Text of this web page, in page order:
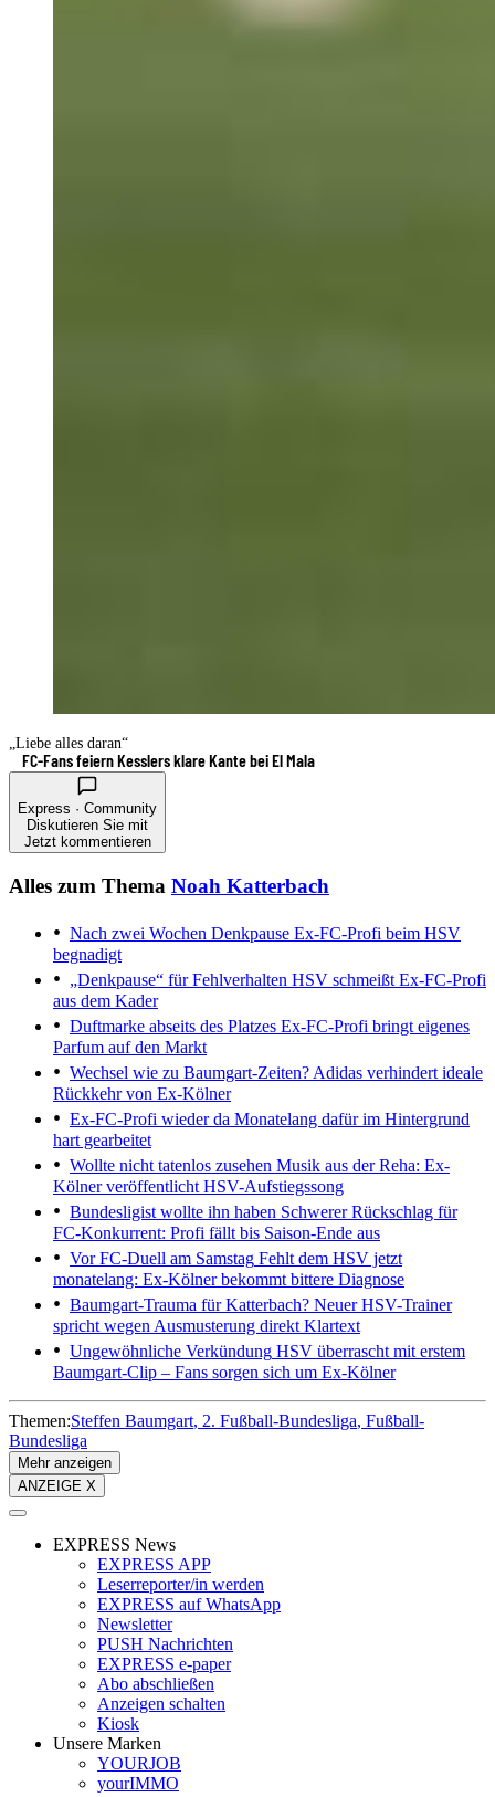
„Liebe alles daran“
FC-Fans feiern Kesslers klare Kante bei El Mala
Express · Community
Diskutieren Sie mit
Jetzt kommentieren
Alles zum Thema Noah Katterbach
Nach zwei Wochen Denkpause Ex-FC-Profi beim HSV
begnadigt
„Denkpause“ für Fehlverhalten HSV schmeißt Ex-FC-Profi
aus dem Kader
Duftmarke abseits des Platzes Ex-FC-Profi bringt eigenes
Parfum auf den Markt
Wechsel wie zu Baumgart-Zeiten? Adidas verhindert ideale
Rückkehr von Ex-Kölner
Ex-FC-Profi wieder da Monatelang dafür im Hintergrund
hart gearbeitet
Wollte nicht tatenlos zusehen Musik aus der Reha: Ex-
Kölner veröffentlicht HSV-Aufstiegssong
Bundesligist wollte ihn haben Schwerer Rückschlag für
FC-Konkurrent: Profi fällt bis Saison-Ende aus
Vor FC-Duell am Samstag Fehlt dem HSV jetzt
monatelang: Ex-Kölner bekommt bittere Diagnose
Baumgart-Trauma für Katterbach? Neuer HSV-Trainer
spricht wegen Ausmusterung direkt Klartext
Ungewöhnliche Verkündung HSV überrascht mit erstem
Baumgart-Clip – Fans sorgen sich um Ex-Kölner
Themen:Steffen Baumgart 2. Fußball-Bundesliga Fußball-
Bundesliga
Mehr anzeigen
ANZEIGE X
EXPRESS News
EXPRESS APP
Leserreporter/in werden
EXPRESS auf WhatsApp
Newsletter
PUSH Nachrichten
EXPRESS e-paper
Abo abschließen
Anzeigen schalten
Kiosk
Unsere Marken
YOURJOB
yourIMMO